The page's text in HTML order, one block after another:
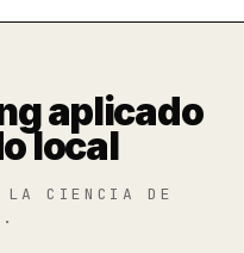
aplicado
local
CIENCIA DE